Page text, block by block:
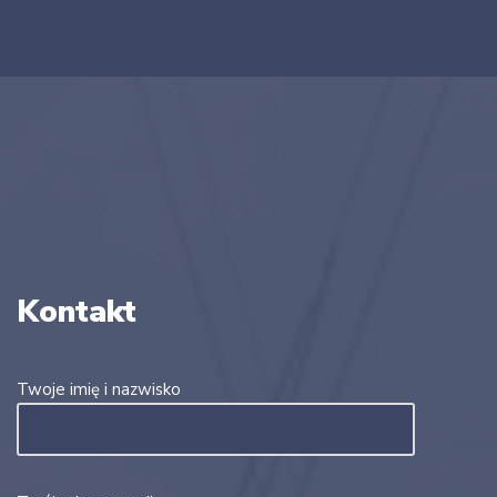
Kontakt
Twoje imię i nazwisko